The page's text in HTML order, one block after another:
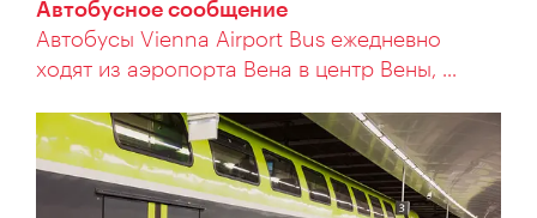
Автобусное сообщение
Автобусы Vienna Airport Bus ежедневно
ходят из аэропорта Вена в центр Вены, ...